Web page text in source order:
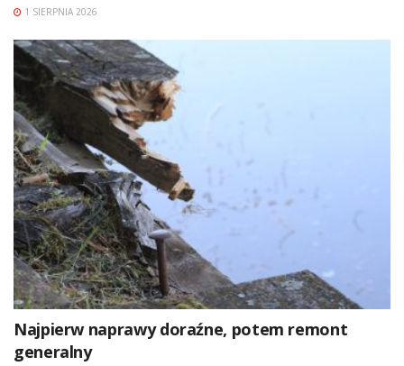
1 SIERPNIA 2026
Najpierw naprawy doraźne, potem remont
generalny